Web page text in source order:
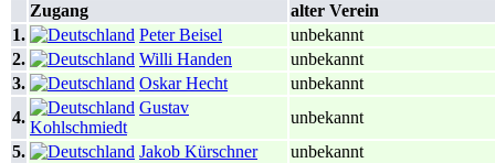
Zugang
alter Verein
1.
Peter Beisel
unbekannt
2.
Willi Handen
unbekannt
3.
Oskar Hecht
unbekannt
4.
Gustav
Kohlschmiedt
unbekannt
5.
Jakob Kürschner
unbekannt